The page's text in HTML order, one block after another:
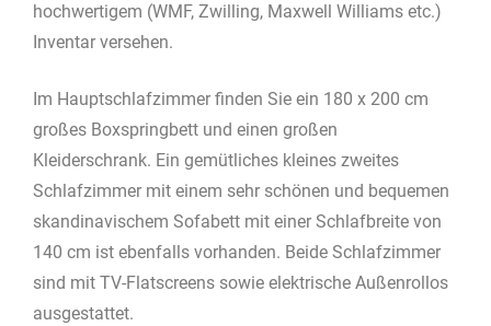
hochwertigem (WMF, Zwilling, Maxwell Williams etc.)
Inventar versehen.
Im Hauptschlafzimmer finden Sie ein 180 x 200 cm
großes Boxspringbett und einen großen
Kleiderschrank. Ein gemütliches kleines zweites
Schlafzimmer mit einem sehr schönen und bequemen
skandinavischem Sofabett mit einer Schlafbreite von
140 cm ist ebenfalls vorhanden. Beide Schlafzimmer
sind mit TV-Flatscreens sowie elektrische Außenrollos
ausgestattet.